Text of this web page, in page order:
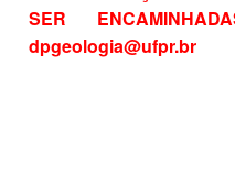
SER
dpgeologia@ufpr.br